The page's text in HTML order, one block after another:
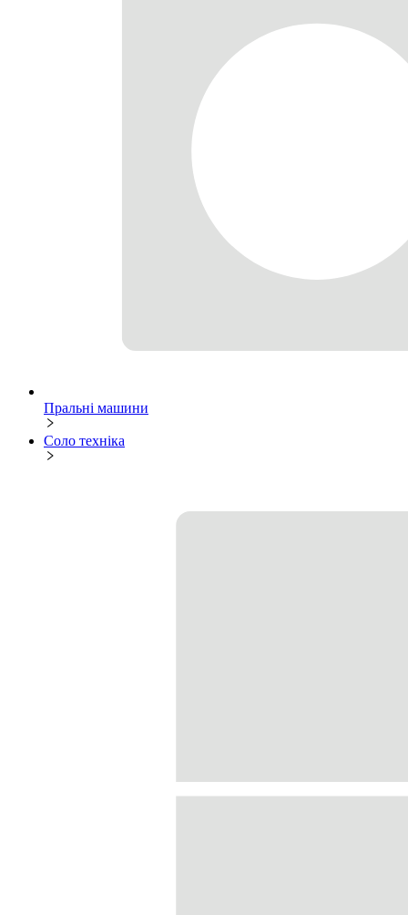
Пральні машини
Соло техніка